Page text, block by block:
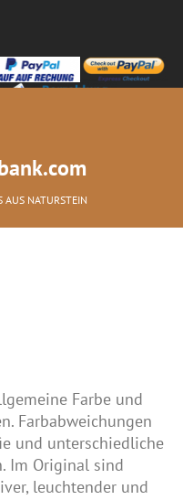
AUS NATURSTEIN
Farbe und
Farbabweichungen
und unterschiedliche
Im Original sind
leuchtender und